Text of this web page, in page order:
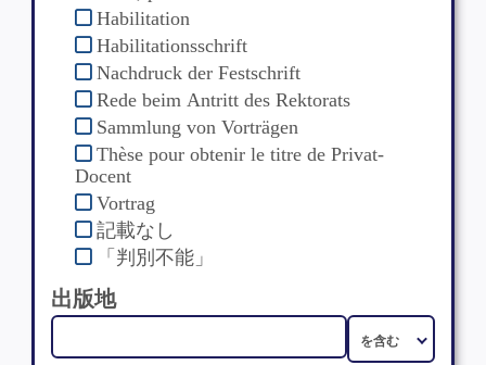
Habilitation
Habilitationsschrift
Nachdruck der Festschrift
Rede beim Antritt des Rektorats
Sammlung von Vorträgen
Thèse pour obtenir le titre de Privat-
Docent
Vortrag
記載なし
「判別不能」
出版地